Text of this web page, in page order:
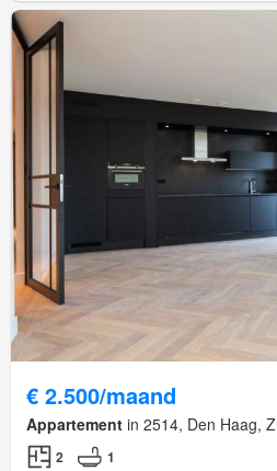
€ 2.500/maand
Appartement in 2514, Den Haag,
2 1